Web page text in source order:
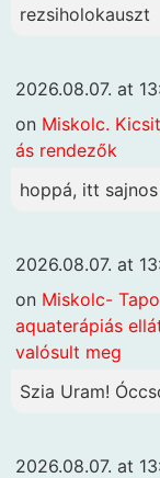
rezsiholokauszt
2026.08.07. at
on Miskolc.
ás rendezők
hoppá, itt
2026.08.07. at
on Miskolc-
aquaterápiás
valósult meg
Szia Uram!
2026.08.07. at